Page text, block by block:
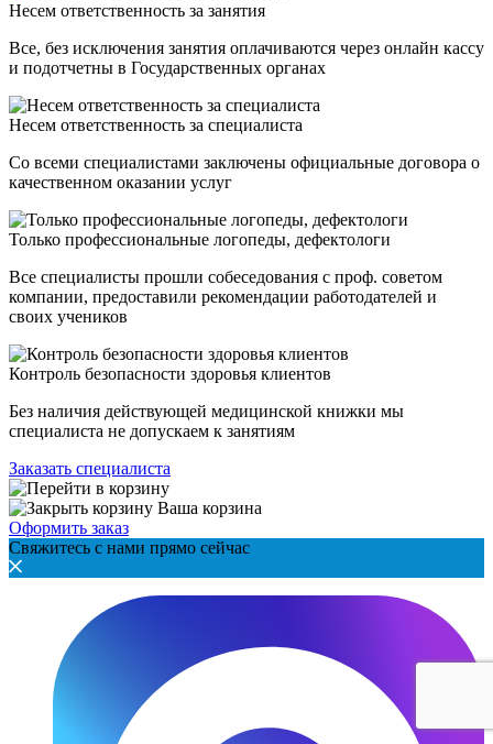
Несем ответственность за занятия
Все, без исключения занятия оплачиваются через онлайн кассу
и подотчетны в Государственных органах
Несем ответственность за специалиста
Со всеми специалистами заключены официальные договора о
качественном оказании услуг
Только профессиональные логопеды, дефектологи
Все специалисты прошли собеседования с проф. советом
компании, предоставили рекомендации работодателей и
своих учеников
Контроль безопасности здоровья клиентов
Без наличия действующей медицинской книжки мы
специалиста не допускаем к занятиям
Заказать специалиста
Ваша корзина
Оформить заказ
Свяжитесь с нами прямо сейчас